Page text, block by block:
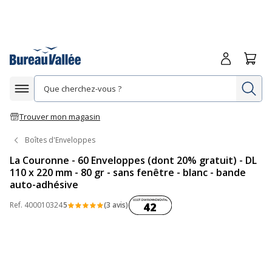
Afficher la navigation
Trouver mon magasin
Me
Boîtes d'Enveloppes
La Couronne - 60 Enveloppes (dont 20% gratuit) - DL
110 x 220 mm - 80 gr - sans fenêtre - blanc - bande
auto-adhésive
Ref. 4000103245 (3 avis)Coût environnemental :
42